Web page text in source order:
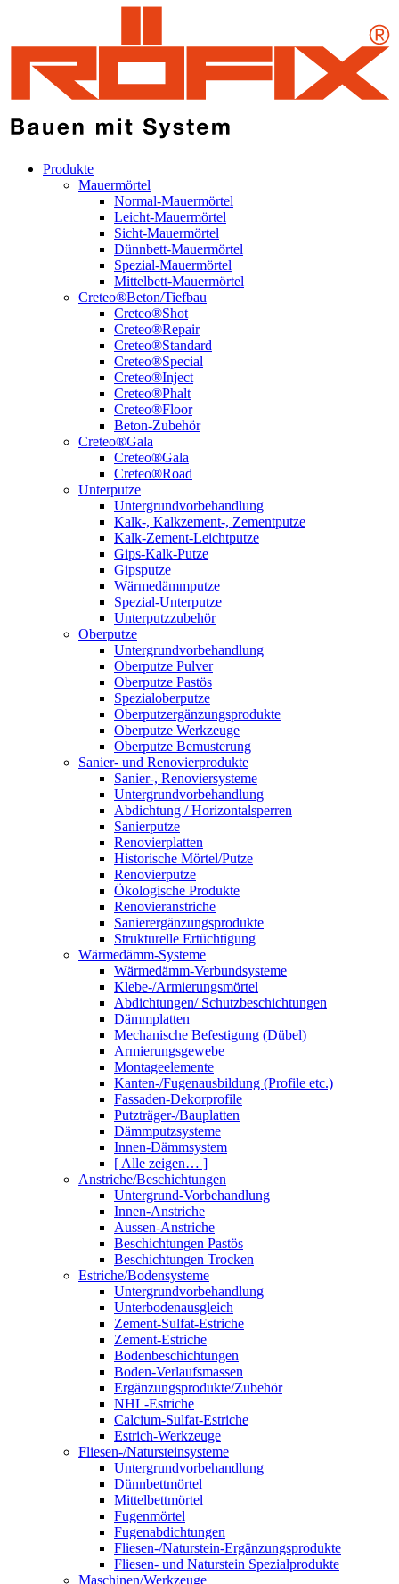
Produkte
Mauermörtel
Normal-Mauermörtel
Leicht-Mauermörtel
Sicht-Mauermörtel
Dünnbett-Mauermörtel
Spezial-Mauermörtel
Mittelbett-Mauermörtel
Creteo®Beton/Tiefbau
Creteo®Shot
Creteo®Repair
Creteo®Standard
Creteo®Special
Creteo®Inject
Creteo®Phalt
Creteo®Floor
Beton-Zubehör
Creteo®Gala
Creteo®Gala
Creteo®Road
Unterputze
Untergrundvorbehandlung
Kalk-, Kalkzement-, Zementputze
Kalk-Zement-Leichtputze
Gips-Kalk-Putze
Gipsputze
Wärmedämmputze
Spezial-Unterputze
Unterputzzubehör
Oberputze
Untergrundvorbehandlung
Oberputze Pulver
Oberputze Pastös
Spezialoberputze
Oberputzergänzungsprodukte
Oberputze Werkzeuge
Oberputze Bemusterung
Sanier- und Renovierprodukte
Sanier-, Renoviersysteme
Untergrundvorbehandlung
Abdichtung / Horizontalsperren
Sanierputze
Renovierplatten
Historische Mörtel/Putze
Renovierputze
Ökologische Produkte
Renovieranstriche
Sanierergänzungsprodukte
Strukturelle Ertüchtigung
Wärmedämm-Systeme
Wärmedämm-Verbundsysteme
Klebe-/Armierungsmörtel
Abdichtungen/ Schutzbeschichtungen
Dämmplatten
Mechanische Befestigung (Dübel)
Armierungsgewebe
Montageelemente
Kanten-/Fugenausbildung (Profile etc.)
Fassaden-Dekorprofile
Putzträger-/Bauplatten
Dämmputzsysteme
Innen-Dämmsystem
[ Alle zeigen… ]
Anstriche/Beschichtungen
Untergrund-Vorbehandlung
Innen-Anstriche
Aussen-Anstriche
Beschichtungen Pastös
Beschichtungen Trocken
Estriche/Bodensysteme
Untergrundvorbehandlung
Unterbodenausgleich
Zement-Sulfat-Estriche
Zement-Estriche
Bodenbeschichtungen
Boden-Verlaufsmassen
Ergänzungsprodukte/Zubehör
NHL-Estriche
Calcium-Sulfat-Estriche
Estrich-Werkzeuge
Fliesen-/Natursteinsysteme
Untergrundvorbehandlung
Dünnbettmörtel
Mittelbettmörtel
Fugenmörtel
Fugenabdichtungen
Fliesen-/Naturstein-Ergänzungsprodukte
Fliesen- und Naturstein Spezialprodukte
Maschinen/Werkzeuge